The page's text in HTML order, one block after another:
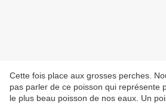
Cette fois place aux grosses perches.
pas parler de ce poisson qui représente
le plus beau poisson de nos eaux. Un